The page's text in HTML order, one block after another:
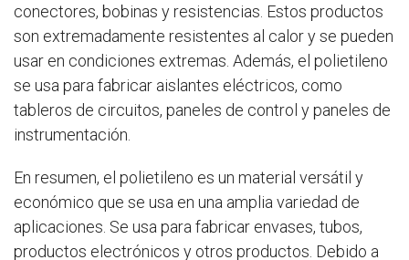
conectores, bobinas y resistencias. Estos productos
son extremadamente resistentes al calor y se pueden
usar en condiciones extremas. Además, el polietileno
se usa para fabricar aislantes eléctricos, como
tableros de circuitos, paneles de control y paneles de
instrumentación.
En resumen, el polietileno es un material versátil y
económico que se usa en una amplia variedad de
aplicaciones. Se usa para fabricar envases, tubos,
productos electrónicos y otros productos. Debido a